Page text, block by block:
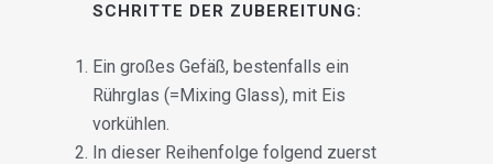
SCHRITTE DER ZUBEREITUNG:
Ein großes Gefäß, bestenfalls ein
Rührglas (=Mixing Glass), mit Eis
vorkühlen.
In dieser Reihenfolge folgend zuerst